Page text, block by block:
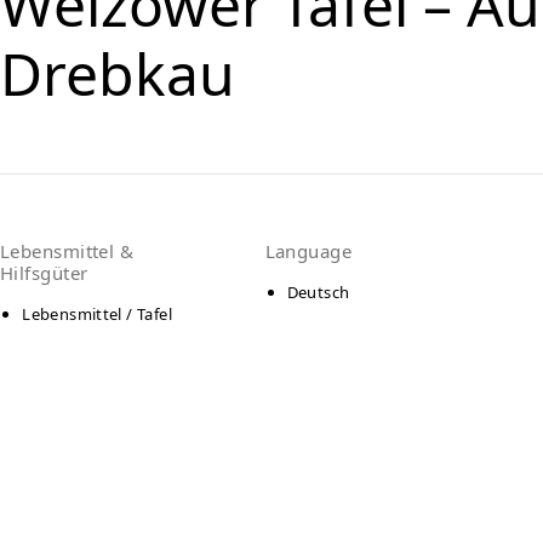
Drebkau
Lebensmittel &
Hilfsgüter
Lebensmittel / Tafel
Language
Deutsch